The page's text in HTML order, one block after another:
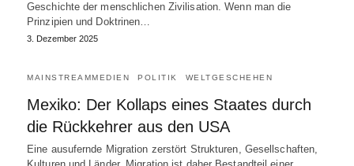
Geschichte der menschlichen Zivilisation. Wenn man die
Prinzipien und Doktrinen…
3. Dezember 2025
MAINSTREAMMEDIEN POLITIK WELTGESCHEHEN
Mexiko: Der Kollaps eines Staates durch
die Rückkehrer aus den USA
Eine ausufernde Migration zerstört Strukturen, Gesellschaften,